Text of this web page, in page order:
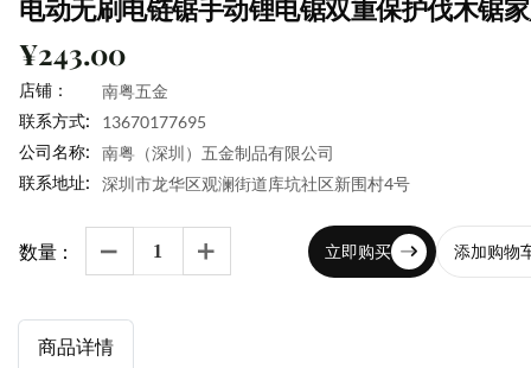
电动无刷电链锯手动锂电锯双重保护伐木锯
¥243.00
店铺： 南粤五金
联系方式: 13670177695
公司名称: 南粤（深圳）五金制品有限公司
联系地址: 深圳市龙华区观澜街道库坑社区新围村4号
数量：   立即购买 添加购物
商品详情